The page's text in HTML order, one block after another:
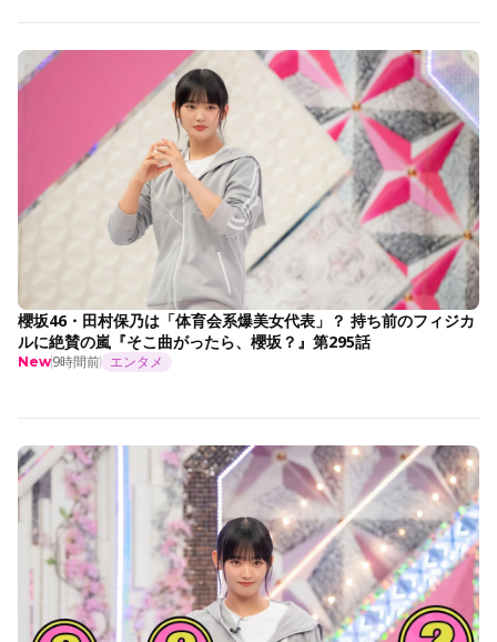
櫻坂46・田村保乃は「体育会系爆美女代表」？ 持ち前のフィジカ
ルに絶賛の嵐『そこ曲がったら、櫻坂？』第295話
New9時間前 エンタメ